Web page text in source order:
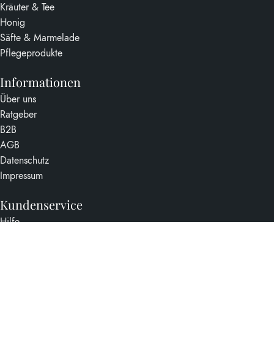
Kräuter & Tee
Honig
Säfte & Marmelade
Pflegeprodukte
Informationen
Über uns
Ratgeber
B2B
AGB
Datenschutz
Impressum
Kundenservice
Hilfe